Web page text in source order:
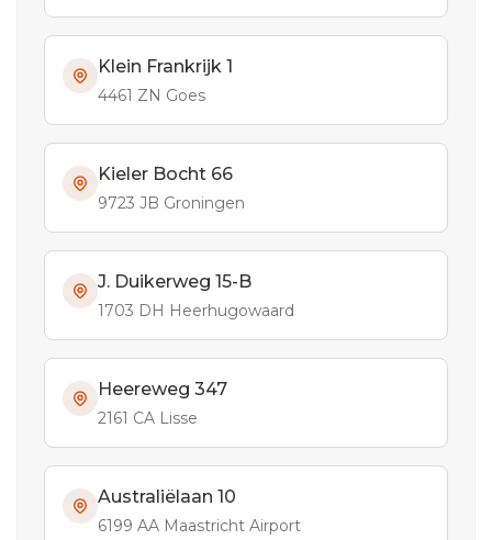
Klein Frankrijk 1
4461 ZN Goes
Kieler Bocht 66
9723 JB Groningen
J. Duikerweg 15-B
1703 DH Heerhugowaard
Heereweg 347
2161 CA Lisse
Australiëlaan 10
6199 AA Maastricht Airport